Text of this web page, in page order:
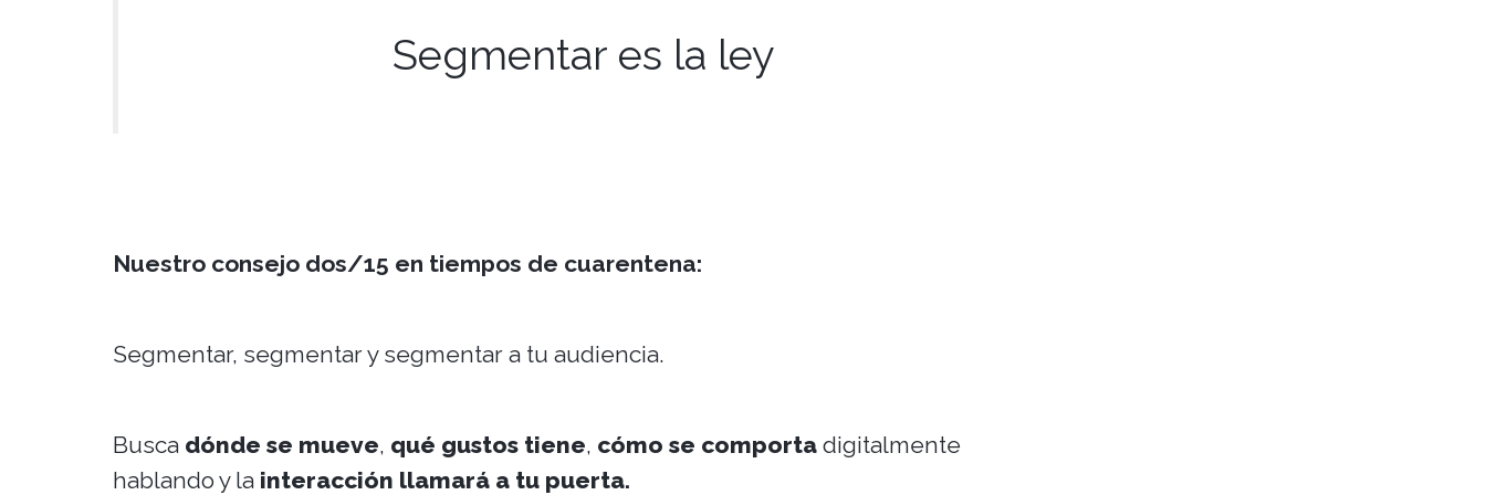
Segmentar es la ley
Nuestro consejo dos/15 en tiempos de cuarentena:
Segmentar, segmentar y segmentar a tu audiencia.
Busca dónde se mueve, qué gustos tiene, cómo se comporta digitalmente
hablando y la interacción llamará a tu puerta.